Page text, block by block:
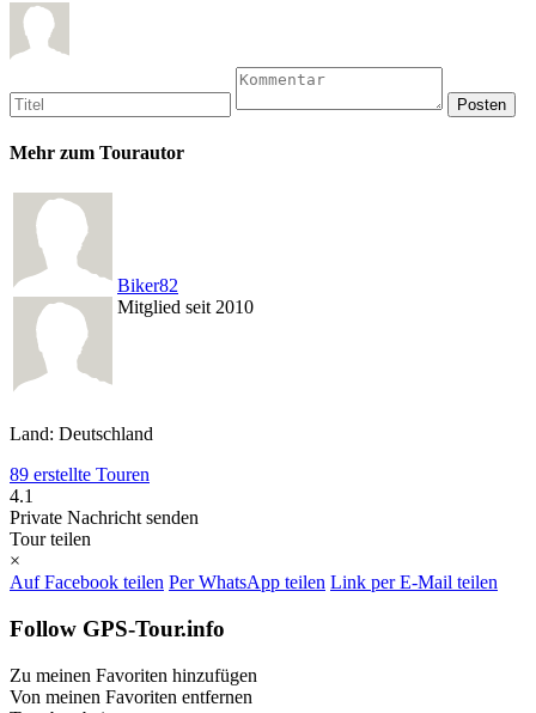
Mehr zum Tourautor
Biker82
Mitglied seit 2010
Land: Deutschland
89 erstellte Touren
4.1
Private Nachricht senden
Tour teilen
×
Auf Facebook teilen Per WhatsApp teilen Link per E-Mail teilen
Follow GPS-Tour.info
Zu meinen Favoriten hinzufügen
Von meinen Favoriten entfernen